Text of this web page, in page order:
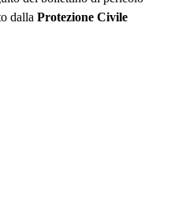
dalla Protezione Civile